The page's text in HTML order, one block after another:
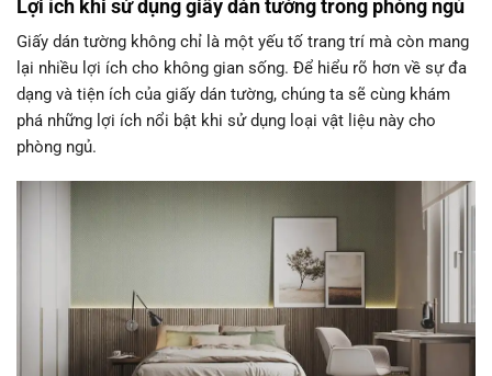
Lợi ích khi sử dụng giấy dán tường trong phòng ngủ
Giấy dán tường không chỉ là một yếu tố trang trí mà còn mang
lại nhiều lợi ích cho không gian sống. Để hiểu rõ hơn về sự đa
dạng và tiện ích của giấy dán tường, chúng ta sẽ cùng khám
phá những lợi ích nổi bật khi sử dụng loại vật liệu này cho
phòng ngủ.